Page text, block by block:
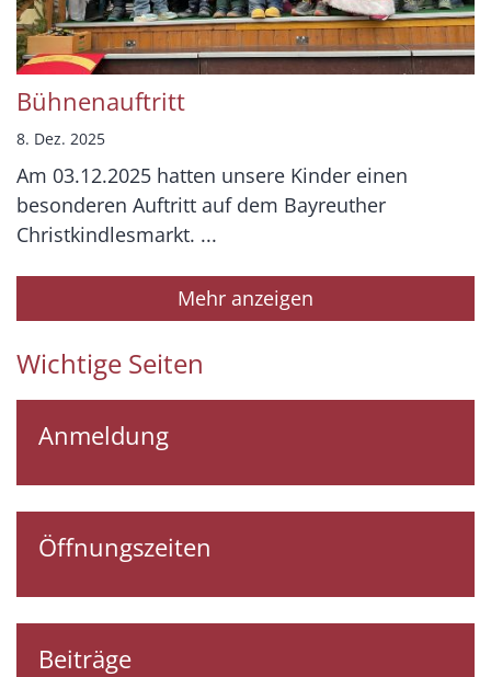
Bühnenauftritt
8. Dez. 2025
Am 03.12.2025 hatten unsere Kinder einen
besonderen Auftritt auf dem Bayreuther
Christkindlesmarkt. ...
Mehr anzeigen
Wichtige Seiten
Anmeldung
Öffnungszeiten
Beiträge